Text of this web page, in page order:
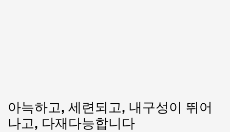
아늑하고, 세련되고, 내구성이 뛰어
나고, 다재다능합니다